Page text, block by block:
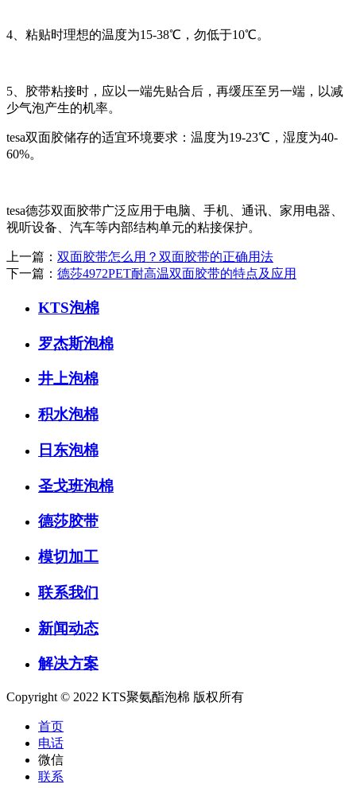
4、粘贴时理想的温度为15-38℃，勿低于10℃。
5、胶带粘接时，应以一端先贴合后，再缓压至另一端，以减
少气泡产生的机率。
tesa双面胶储存的适宜环境要求：温度为19-23℃，湿度为40-
60%。
tesa德莎双面胶带广泛应用于电脑、手机、通讯、家用电器、
视听设备、汽车等内部结构单元的粘接保护。
上一篇： 双面胶带怎么用？双面胶带的正确用法
下一篇： 德莎4972PET耐高温双面胶带的特点及应用
KTS泡棉
罗杰斯泡棉
井上泡棉
积水泡棉
日东泡棉
圣戈班泡棉
德莎胶带
模切加工
联系我们
新闻动态
解决方案
Copyright © 2022 KTS聚氨酯泡棉 版权所有
首页
电话
微信
联系